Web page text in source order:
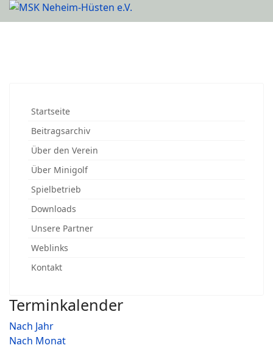
Startseite
Beitragsarchiv
Über den Verein
Über Minigolf
Spielbetrieb
Downloads
Unsere Partner
Weblinks
Kontakt
Terminkalender
Nach Jahr
Nach Monat